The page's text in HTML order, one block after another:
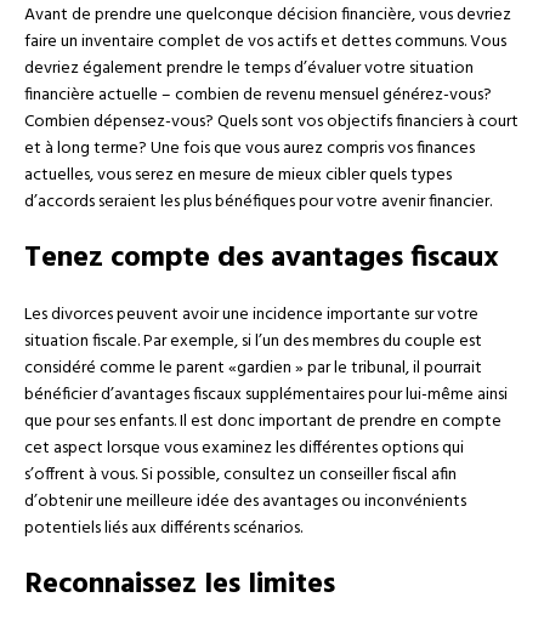
Avant de prendre une quelconque décision financière, vous devriez
faire un inventaire complet de vos actifs et dettes communs. Vous
devriez également prendre le temps d’évaluer votre situation
financière actuelle – combien de revenu mensuel générez-vous?
Combien dépensez-vous? Quels sont vos objectifs financiers à court
et à long terme? Une fois que vous aurez compris vos finances
actuelles, vous serez en mesure de mieux cibler quels types
d’accords seraient les plus bénéfiques pour votre avenir financier.
Tenez compte des avantages fiscaux
Les divorces peuvent avoir une incidence importante sur votre
situation fiscale. Par exemple, si l’un des membres du couple est
considéré comme le parent «gardien » par le tribunal, il pourrait
bénéficier d’avantages fiscaux supplémentaires pour lui-même ainsi
que pour ses enfants. Il est donc important de prendre en compte
cet aspect lorsque vous examinez les différentes options qui
s’offrent à vous. Si possible, consultez un conseiller fiscal afin
d’obtenir une meilleure idée des avantages ou inconvénients
potentiels liés aux différents scénarios.
Reconnaissez les limites